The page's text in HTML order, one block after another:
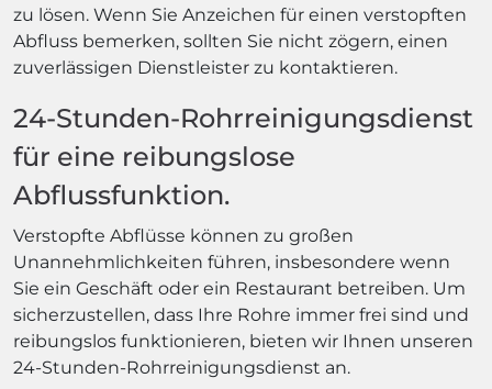
zu lösen. Wenn Sie Anzeichen für einen verstopften
Abfluss bemerken, sollten Sie nicht zögern, einen
zuverlässigen Dienstleister zu kontaktieren.
24-Stunden-Rohrreinigungsdienst
für eine reibungslose
Abflussfunktion.
Verstopfte Abflüsse können zu großen
Unannehmlichkeiten führen, insbesondere wenn
Sie ein Geschäft oder ein Restaurant betreiben. Um
sicherzustellen, dass Ihre Rohre immer frei sind und
reibungslos funktionieren, bieten wir Ihnen unseren
24-Stunden-Rohrreinigungsdienst an.